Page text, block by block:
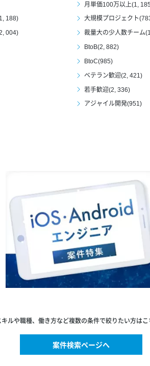
188)
004)
月単価100万以上(1,
大規模プロジェクト
裁量大の少人数チーム
BtoB(2, 882)
BtoC(985)
ベテラン歓迎(2, 421)
若手歓迎(2, 336)
アジャイル開発(951)
キルや職種、働き方など複数の条件で絞りたい方はこ
案件検索ページへ